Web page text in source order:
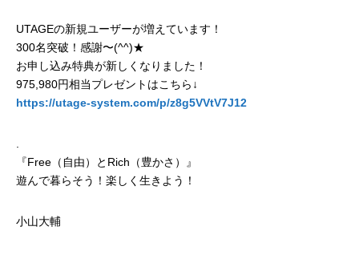
UTAGEの新規ユーザーが増えています！
300名突破！感謝〜(^^)★
お申し込み特典が新しくなりました！
975,980円相当プレゼントはこちら↓
https://utage-system.com/p/z8g5VVtV7J12
『Free（自由）とRich（豊かさ）』
遊んで暮らそう！楽しく生きよう！
小山大輔